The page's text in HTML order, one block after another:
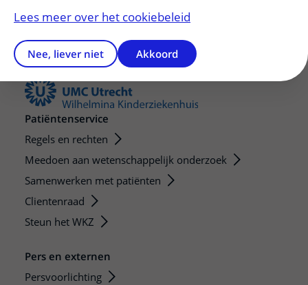
Patiëntenservice
Regels en rechten
Meedoen aan wetenschappelijk onderzoek
Samenwerken met patiënten
Clientenraad
Steun het WKZ
Pers en externen
Persvoorlichting
Lees meer over het cookiebeleid
Nee, liever niet Akkoord